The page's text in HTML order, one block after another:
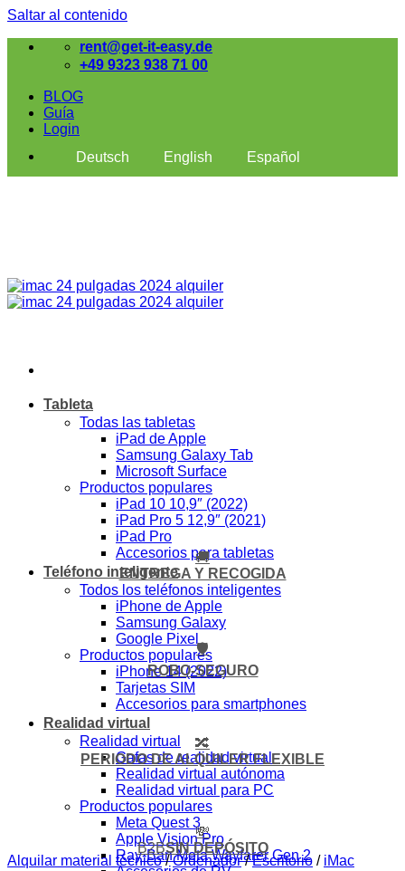
Saltar al contenido
rent@get-it-easy.de
+49 9323 938 71 00
BLOG
Guía
Login
Deutsch
English Español
Tableta
Todas las tabletas
iPad de Apple
Samsung Galaxy Tab
Microsoft Surface
Productos populares
iPad 10 10,9″ (2022)
iPad Pro 5 12,9″ (2021)
iPad Pro
Accesorios para tabletas
Teléfono inteligente
Todos los teléfonos inteligentes
iPhone de Apple
Samsung Galaxy
Google Pixel
Productos populares
iPhone 14 (2022)
Tarjetas SIM
Accesorios para smartphones
Realidad virtual
Realidad virtual
Gafas de realidad virtual
Realidad virtual autónoma
Realidad virtual para PC
Productos populares
Meta Quest 3
Apple Vision Pro
Ray-Ban Meta Wayfarer Gen 2
🚚
ENTREGA Y RECOGIDA
🛡️
ROBO-SEGURO
🔀
PERIODO DE ALQUILER FLEXIBLE
💸
B2BSIN DEPÓSITO
Alquilar material técnico / Ordenador / Escritorio / iMac